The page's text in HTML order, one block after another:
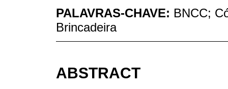
PALAVRAS-CHAVE: BNCC;
Brincadeira
ABSTRACT